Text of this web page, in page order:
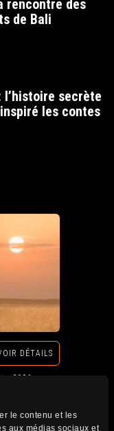
le contenu et les
aux médias sociaux et
rencontre des
de Bali
l’histoire secrète
les contes
DÉTAILS
2026